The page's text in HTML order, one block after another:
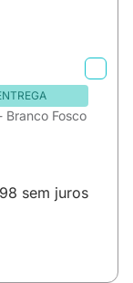
Branco Fosco
sem juros